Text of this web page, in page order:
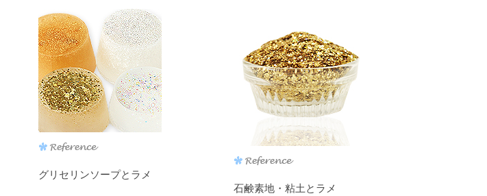
グリセリンソープとラメ
石鹸素地・粘土とラメ